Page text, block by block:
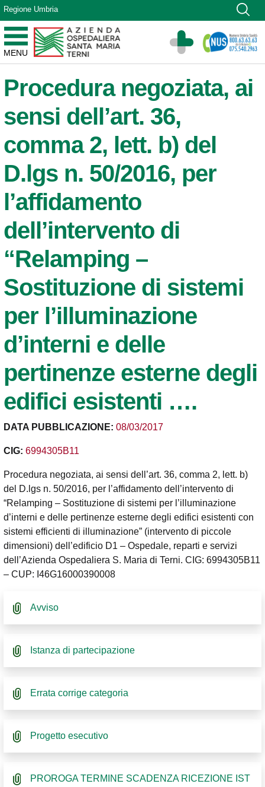
Vai ai contenuti
Vai al menu di navigazione
Vai al footer
Regione Umbria
MENU
Azienda Ospedaliera Santa Maria di Terni
Sito Istituzionale
Procedura negoziata, ai
sensi dell’art. 36,
comma 2, lett. b) del
D.lgs n. 50/2016, per
l’affidamento
dell’intervento di
“Relamping –
Sostituzione di sistemi
per l’illuminazione
d’interni e delle
pertinenze esterne degli
edifici esistenti ….
DATA PUBBLICAZIONE: 08/03/2017
CIG: 6994305B11
Procedura negoziata, ai sensi dell’art. 36, comma 2, lett. b)
del D.lgs n. 50/2016, per l’affidamento dell’intervento di
“Relamping – Sostituzione di sistemi per l’illuminazione
d’interni e delle pertinenze esterne degli edifici esistenti con
sistemi efficienti di illuminazione” (intervento di piccole
dimensioni) dell’edificio D1 – Ospedale, reparti e servizi
dell’Azienda Ospedaliera S. Maria di Terni. CIG: 6994305B11
– CUP: I46G16000390008
Avviso
Istanza di partecipazione
Errata corrige categoria
Progetto esecutivo
PROROGA TERMINE SCADENZA RICEZIONE IST